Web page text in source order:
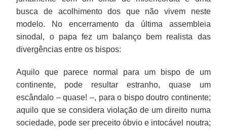
busca de acolhimento dos que não vivem neste
modelo. No encerramento da última assembleia
sinodal, o papa fez um balanço bem realista das
divergências entre os bispos:
Aquilo que parece normal para um bispo de um
continente, pode resultar estranho, quase um
escândalo – quase! –, para o bispo doutro continente;
aquilo que se considera violação de um direito numa
sociedade, pode ser preceito óbvio e intocável noutra;